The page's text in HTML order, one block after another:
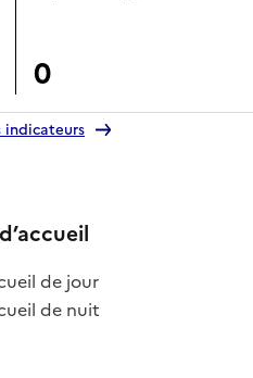
0
indicateurs
de jour
: non disponible
de nuit
: non disponible